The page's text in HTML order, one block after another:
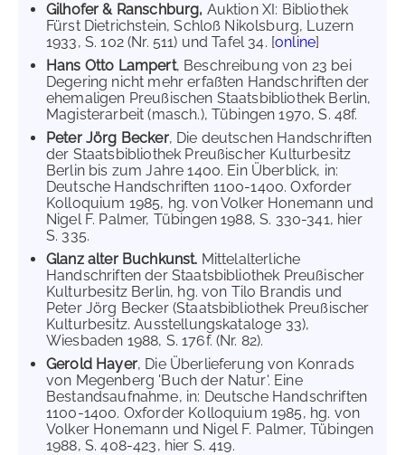
Gilhofer & Ranschburg, Auktion XI: Bibliothek
Fürst Dietrichstein, Schloß Nikolsburg, Luzern
1933, S. 102 (Nr. 511) und Tafel 34. [online]
Hans Otto Lampert, Beschreibung von 23 bei
Degering nicht mehr erfaßten Handschriften der
ehemaligen Preußischen Staatsbibliothek Berlin,
Magisterarbeit (masch.), Tübingen 1970, S. 48f.
Peter Jörg Becker, Die deutschen Handschriften
der Staatsbibliothek Preußischer Kulturbesitz
Berlin bis zum Jahre 1400. Ein Überblick, in:
Deutsche Handschriften 1100-1400. Oxforder
Kolloquium 1985, hg. von Volker Honemann und
Nigel F. Palmer, Tübingen 1988, S. 330-341, hier
S. 335.
Glanz alter Buchkunst. Mittelalterliche
Handschriften der Staatsbibliothek Preußischer
Kulturbesitz Berlin, hg. von Tilo Brandis und
Peter Jörg Becker (Staatsbibliothek Preußischer
Kulturbesitz. Ausstellungskataloge 33),
Wiesbaden 1988, S. 176f. (Nr. 82).
Gerold Hayer, Die Überlieferung von Konrads
von Megenberg 'Buch der Natur'. Eine
Bestandsaufnahme, in: Deutsche Handschriften
1100-1400. Oxforder Kolloquium 1985, hg. von
Volker Honemann und Nigel F. Palmer, Tübingen
1988, S. 408-423, hier S. 419.